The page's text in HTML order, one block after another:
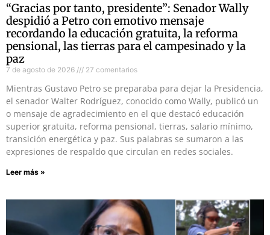
“Gracias por tanto, presidente”: Senador Wally
despidió a Petro con emotivo mensaje
recordando la educación gratuita, la reforma
pensional, las tierras para el campesinado y la
paz
7 de agosto de 2026 27 comentarios
Mientras Gustavo Petro se preparaba para dejar la Presidencia,
el senador Walter Rodríguez, conocido como Wally, publicó un
o mensaje de agradecimiento en el que destacó educación
superior gratuita, reforma pensional, tierras, salario mínimo,
transición energética y paz. Sus palabras se sumaron a las
expresiones de respaldo que circulan en redes sociales.
Leer más »